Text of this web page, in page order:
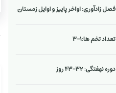
فصل زادآوری: اواخر پاییز و اوایل زمستان
تعداد تخم ها:1-3
دوره نهفتگی: 32-43 روز